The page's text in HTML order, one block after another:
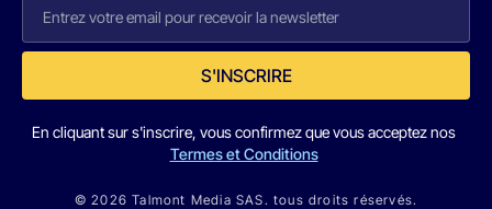
S'INSCRIRE
En cliquant sur s'inscrire, vous confirmez que vous acceptez nos
Termes et Conditions
© 2026 Talmont Media SAS. tous droits réservés.